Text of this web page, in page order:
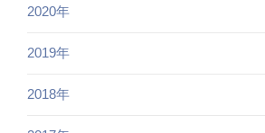
2020年
2019年
2018年